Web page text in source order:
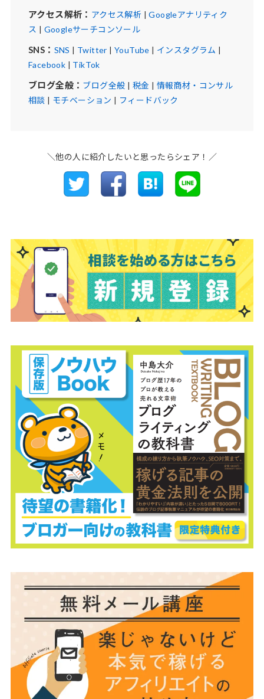
アクセス解析： アクセス解析 |Googleアナリティク
ス | Googleサーチコンソール
SNS： SNS | Twitter | YouTube | インスタグラム |
Facebook | TikTok
ブログ全般： ブログ全般 | 税金 | 情報商材・コンサル
相談 | モチベーション | フィードバック
＼他の人に紹介したいと思ったらシェア！／